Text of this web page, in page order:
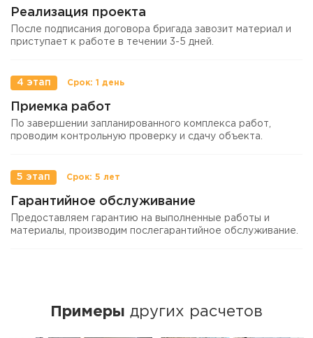
Реализация проекта
После подписания договора бригада завозит материал и
приступает к работе в течении 3-5 дней.
4 этап
Приемка работ
По завершении запланированного комплекса работ,
проводим контрольную проверку и сдачу объекта.
5 этап
Гарантийное обслуживание
Предоставляем гарантию на выполненные работы и
материалы, производим послегарантийное обслуживание.
Примеры других расчетов